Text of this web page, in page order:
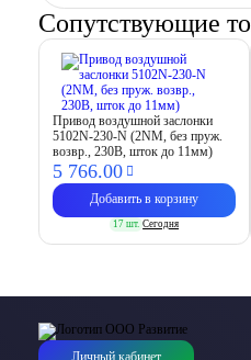
Сопутствующие
Привод воздушной заслонки
5102N-230-N (2NM, без пруж.
возвр., 230В, шток до 11мм)
5 766.00
Добавить в корзину
17 шт. Сегодня
Личный кабинет